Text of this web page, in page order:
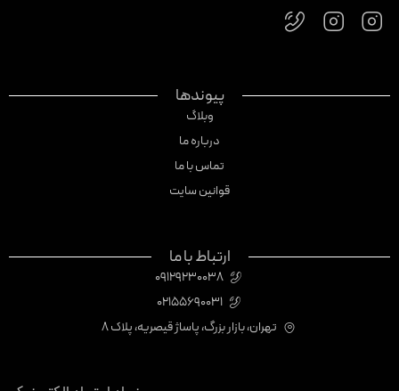
پیوندها
وبلاگ
درباره ما
تماس با ما
قوانین سایت
ارتباط با ما
09129230038
02155690031
تهران، بازار بزرگ، پاساژ قیصریه، پلاک 8